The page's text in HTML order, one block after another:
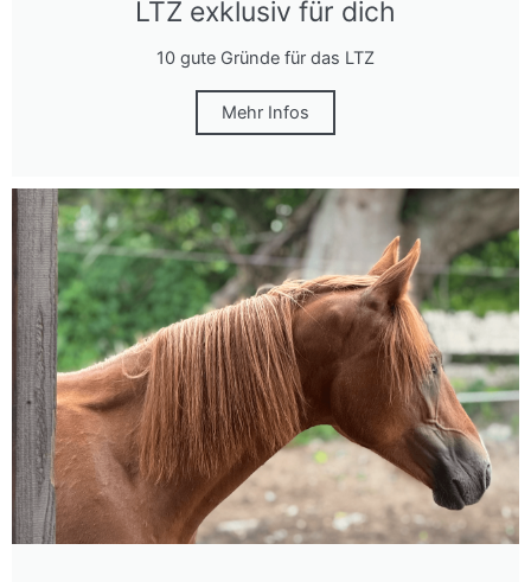
LTZ exklusiv für dich
10 gute Gründe für das LTZ
Mehr Infos